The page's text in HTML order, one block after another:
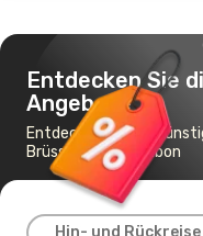
Entdecken Sie
Angebote
Entdecken Sie die
Brüssel nach Lissabon
Hin- und Rückreise